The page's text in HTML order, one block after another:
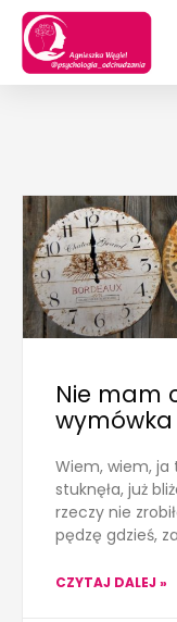
Przejdź
treści
Nie mam
wymówka
Wiem, wiem, ja
stuknęła, już
rzeczy nie
pędzę gdzieś,
CZYTAJ DALEJ »